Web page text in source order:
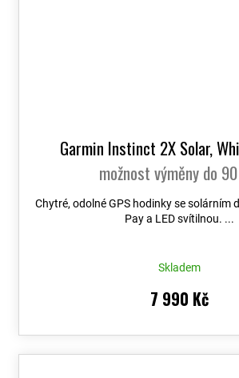
Garmin Instinct 2X Solar,
možnost výměny do
Chytré, odolné GPS hodinky se solárním
Pay a LED svítilnou. ...
Skladem
7 990 Kč